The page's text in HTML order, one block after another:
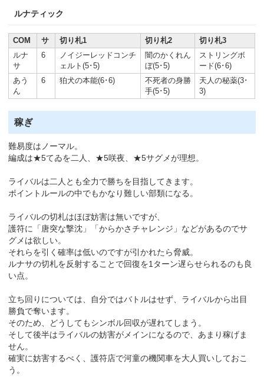
ルナティック
COM サ 切り札1 切り札2
切り札3
ルナ
サ
6
ノイジーレッドコンチ
ェルト(5･5)
闇のかくれん
ぼ(5･5)
ストリングボ
ード(6･6)
あう
ん
6 狛犬の本能(6･6)
不死者の身勝
手(5･5)
天人の秘薬(3･
3)
稼ぎ
難易度はノーマル。
編成は★5てゐを二人、★5咲夜、★5サグメが理想。
ライバルは二人とも全力で勝ちを目指してきます。
ポイントルールの中でもかなり難しい部類になる。
ライバルの切札はほぼ妨害は無いですが、
護符に「唐突な撃沈」「からかさチャレンジ」などがあるのでサ
グメは欲しい。
それらを引く確率は低いのですが引かれたら脅威。
ルナサの切札を反射することで回復を1ターン遅らせられるのも良
い点。
立ち回りについては、自分ではバトルはせず、ライバルから出目
勝負で奪います。
そのため、どうしてもシンボル回収が遅れてしまう。
そして後半はライバルの妨害がメインになるので、あまり稼げま
せん。
確実に妨害するべく、護符店で河童の機関車を大人買いしておこ
う。